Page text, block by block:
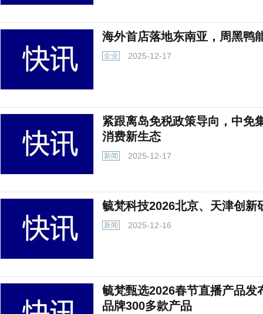
海外首店落地东南亚，周黑鸭
企业 2025-12-17
紧跟离岛免税政策导向，中免
消费新生态
新闻 2025-12-17
毓梵科技2026北京、天津创新
新闻 2025-12-16
毓梵甄选2026春节直播产品发
品牌300多款产品